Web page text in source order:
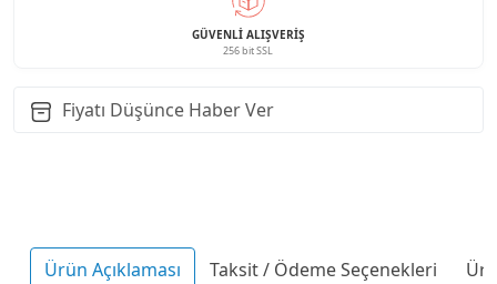
GÜVENLI ALIŞVERIŞ
256 bit SSL
Fiyatı Düşünce Haber Ver
Ürün Açıklaması Taksit / Ödeme Seçenekleri